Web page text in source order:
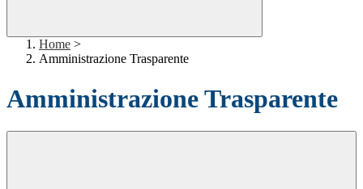
Home >
Amministrazione Trasparente
Amministrazione Trasparente